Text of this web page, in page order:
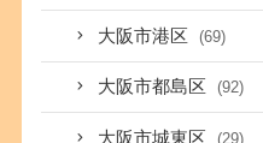
大阪市港区 (69)
大阪市都島区 (92)
大阪市城東区 (29)